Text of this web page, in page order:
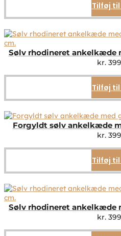
Tilføj til
Sølv rhodineret ankelkæde
kr.
Tilføj til
Forgyldt sølv ankelkæde
kr.
Tilføj til
Sølv rhodineret ankelkæde
kr.